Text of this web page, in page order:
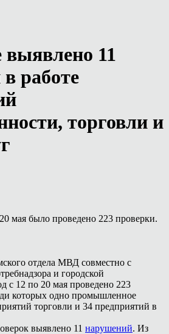
11
работе
торговли и
мая было проведено 223 проверки.
отдела МВД совместно с
и городской
с 12 по 20 мая проведено 223
которых одно промышленное
торговли и 34 предприятий в
выявлено 11 нарушений. Из